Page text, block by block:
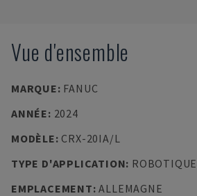
Vue d'ensemble
MARQUE: FANUC
ANNÉE: 2024
MODÈLE: CRX-20IA/L
TYPE D'APPLICATION: ROBOTIQUE
EMPLACEMENT:ALLEMAGNE